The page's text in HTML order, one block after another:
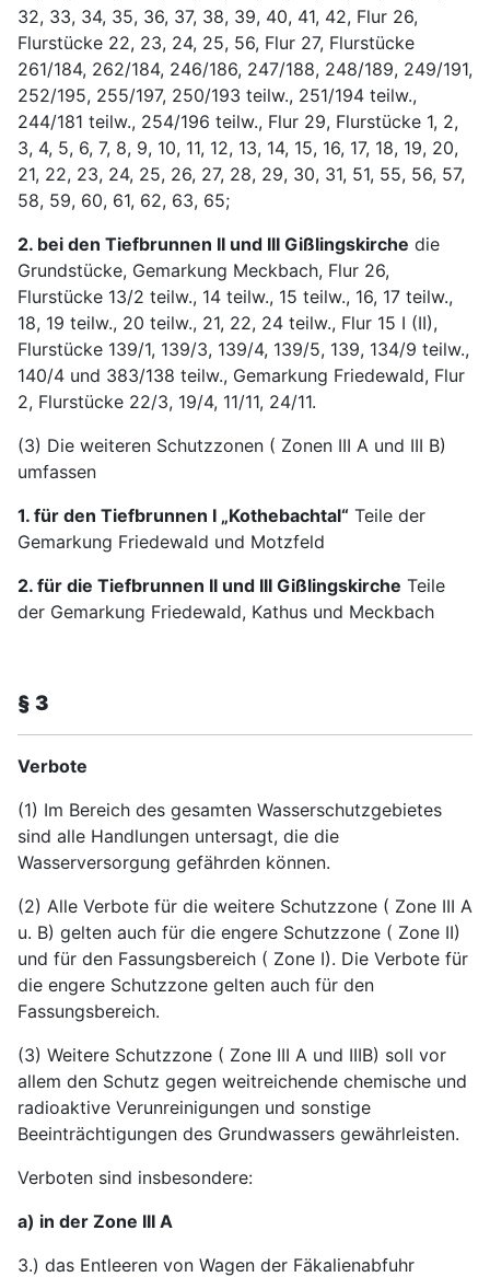
32, 33, 34, 35, 36, 37, 38, 39, 40, 41, 42, Flur 26,
Flurstücke 22, 23, 24, 25, 56, Flur 27, Flurstücke
261/184, 262/184, 246/186, 247/188, 248/189, 249/191,
252/195, 255/197, 250/193 teilw., 251/194 teilw.,
244/181 teilw., 254/196 teilw., Flur 29, Flurstücke 1, 2,
3, 4, 5, 6, 7, 8, 9, 10, 11, 12, 13, 14, 15, 16, 17, 18, 19, 20,
21, 22, 23, 24, 25, 26, 27, 28, 29, 30, 31, 51, 55, 56, 57,
58, 59, 60, 61, 62, 63, 65;
2. bei den Tiefbrunnen II und III Gißlingskirche die
Grundstücke, Gemarkung Meckbach, Flur 26,
Flurstücke 13/2 teilw., 14 teilw., 15 teilw., 16, 17 teilw.,
18, 19 teilw., 20 teilw., 21, 22, 24 teilw., Flur 15 I (II),
Flurstücke 139/1, 139/3, 139/4, 139/5, 139, 134/9 teilw.,
140/4 und 383/138 teilw., Gemarkung Friedewald, Flur
2, Flurstücke 22/3, 19/4, 11/11, 24/11.
(3) Die weiteren Schutzzonen ( Zonen III A und III B)
umfassen
1. für den Tiefbrunnen I „Kothebachtal“ Teile der
Gemarkung Friedewald und Motzfeld
2. für die Tiefbrunnen II und III Gißlingskirche Teile
der Gemarkung Friedewald, Kathus und Meckbach
§ 3
Verbote
(1) Im Bereich des gesamten Wasserschutzgebietes
sind alle Handlungen untersagt, die die
Wasserversorgung gefährden können.
(2) Alle Verbote für die weitere Schutzzone ( Zone III A
u. B) gelten auch für die engere Schutzzone ( Zone II)
und für den Fassungsbereich ( Zone I). Die Verbote für
die engere Schutzzone gelten auch für den
Fassungsbereich.
(3) Weitere Schutzzone ( Zone III A und IIIB) soll vor
allem den Schutz gegen weitreichende chemische und
radioaktive Verunreinigungen und sonstige
Beeinträchtigungen des Grundwassers gewährleisten.
Verboten sind insbesondere:
a) in der Zone III A
3.) das Entleeren von Wagen der Fäkalienabfuhr